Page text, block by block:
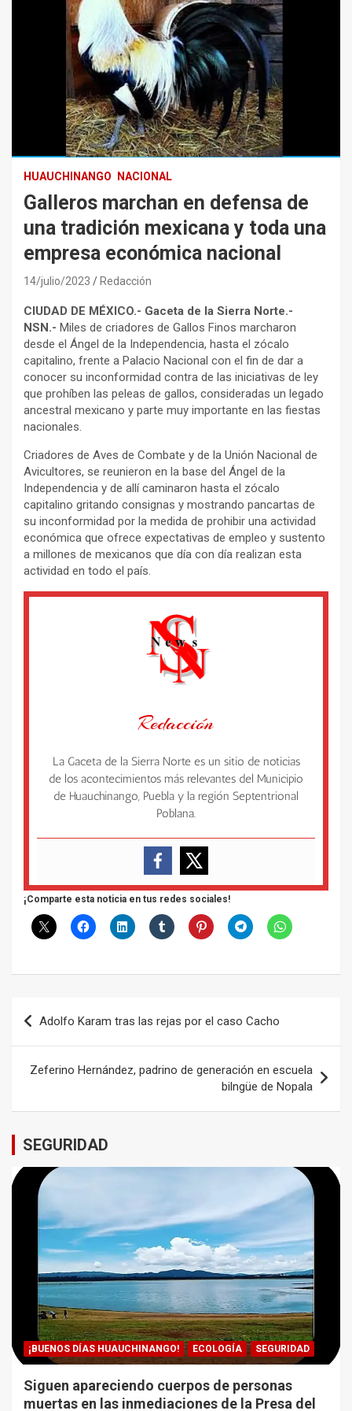
HUAUCHINANGO NACIONAL
Galleros marchan en defensa de
una tradición mexicana y toda una
empresa económica nacional
14/julio/2023 Redacción
CIUDAD DE MÉXICO.- Gaceta de la Sierra Norte.-
NSN.- Miles de criadores de Gallos Finos marcharon
desde el Ángel de la Independencia, hasta el zócalo
capitalino, frente a Palacio Nacional con el fin de dar a
conocer su inconformidad contra de las iniciativas de ley
que prohíben las peleas de gallos, consideradas un legado
ancestral mexicano y parte muy importante en las fiestas
nacionales.
Criadores de Aves de Combate y de la Unión Nacional de
Avicultores, se reunieron en la base del Ángel de la
Independencia y de allí caminaron hasta el zócalo
capitalino gritando consignas y mostrando pancartas de
su inconformidad por la medida de prohibir una actividad
económica que ofrece expectativas de empleo y sustento
a millones de mexicanos que día con día realizan esta
actividad en todo el país.
Redacción
La Gaceta de la Sierra Norte es un sitio de noticias
de los acontecimientos más relevantes del Municipio
de Huauchinango, Puebla y la región Septentrional
Poblana.
¡Comparte esta noticia en tus redes sociales!
Navegación
de
entradas
Adolfo Karam tras las rejas por el caso Cacho
Zeferino Hernández, padrino de generación en escuela
bilngüe de Nopala
SEGURIDAD
¡BUENOS DÍAS HUAUCHINANGO! ECOLOGÍA SEGURIDAD
Siguen apareciendo cuerpos de personas
muertas en las inmediaciones de la Presa del